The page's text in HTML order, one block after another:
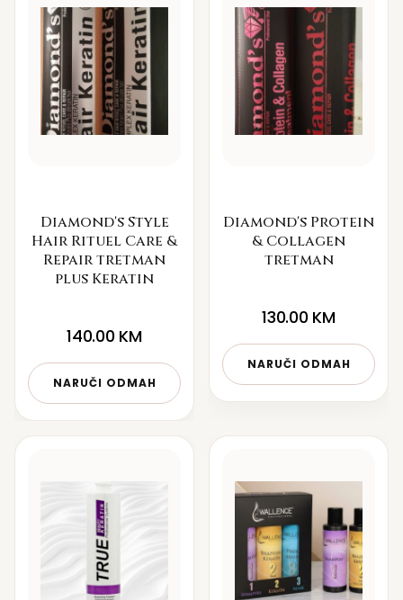
Diamond's Style
Hair Rituel Care &
Repair tretman
plus Keratin
140.00 KM
NARUČI ODMAH
Diamond's Protein
& Collagen
tretman
130.00 KM
NARUČI ODMAH